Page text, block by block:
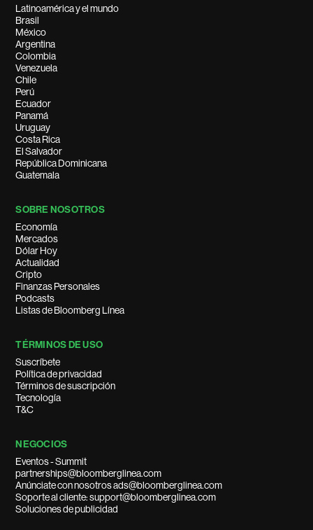
Latinoamérica y el mundo
Brasil
México
Argentina
Colombia
Venezuela
Chile
Perú
Ecuador
Panamá
Uruguay
Costa Rica
El Salvador
República Dominicana
Guatemala
SOBRE NOSOTROS
Economía
Mercados
Dólar Hoy
Actualidad
Cripto
Finanzas Personales
Podcasts
Listas de Bloomberg Línea
TÉRMINOS DE USO
Suscríbete
Política de privacidad
Términos de suscripción
Tecnología
T&C
NEGOCIOS
Eventos - Summit
partnerships@bloomberglinea.com
Anúnciate con nosotros ads@bloomberglinea.com
Soporte al cliente: support@bloomberglinea.com
Soluciones de publicidad